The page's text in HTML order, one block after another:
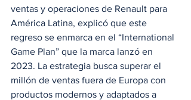
ventas y operaciones de Renault para
América Latina, explicó que este
regreso se enmarca en el “International
Game Plan” que la marca lanzó en
2023. La estrategia busca superar el
millón de ventas fuera de Europa con
productos modernos y adaptados a